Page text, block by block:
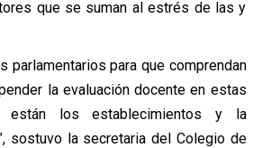
que se suman al estrés de las y
parlamentarios para que comprendan
la evaluación docente en estas
están los establecimientos y la
sostuvo la secretaria del Colegio de